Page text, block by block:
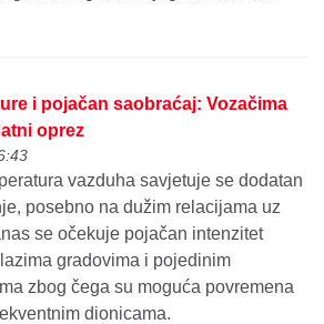
i pojačan saobraćaj: Vozačima
oprez
vazduha savjetuje se dodatan
posebno na dužim relacijama uz
se očekuje pojačan intenzitet
gradovima i pojedinim
zbog čega su moguća povremena
dionicama.